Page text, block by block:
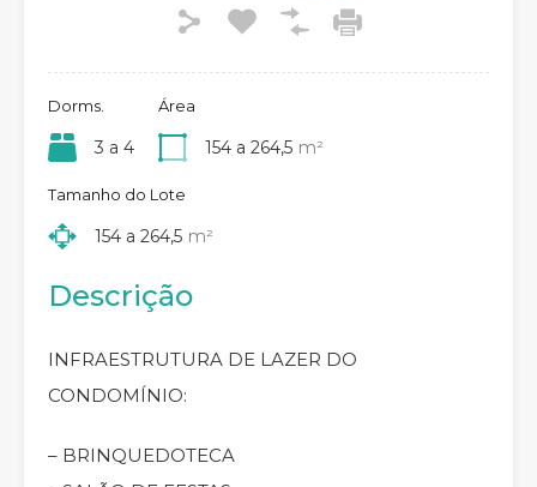
Dorms.
3 a 4
Área
154 a 264,5 m²
Tamanho do Lote
154 a 264,5 m²
Descrição
INFRAESTRUTURA DE LAZER DO
CONDOMÍNIO:
– BRINQUEDOTECA